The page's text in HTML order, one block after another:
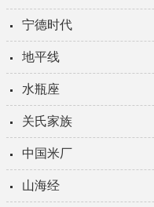
宁德时代
地平线
水瓶座
关氏家族
中国米厂
山海经